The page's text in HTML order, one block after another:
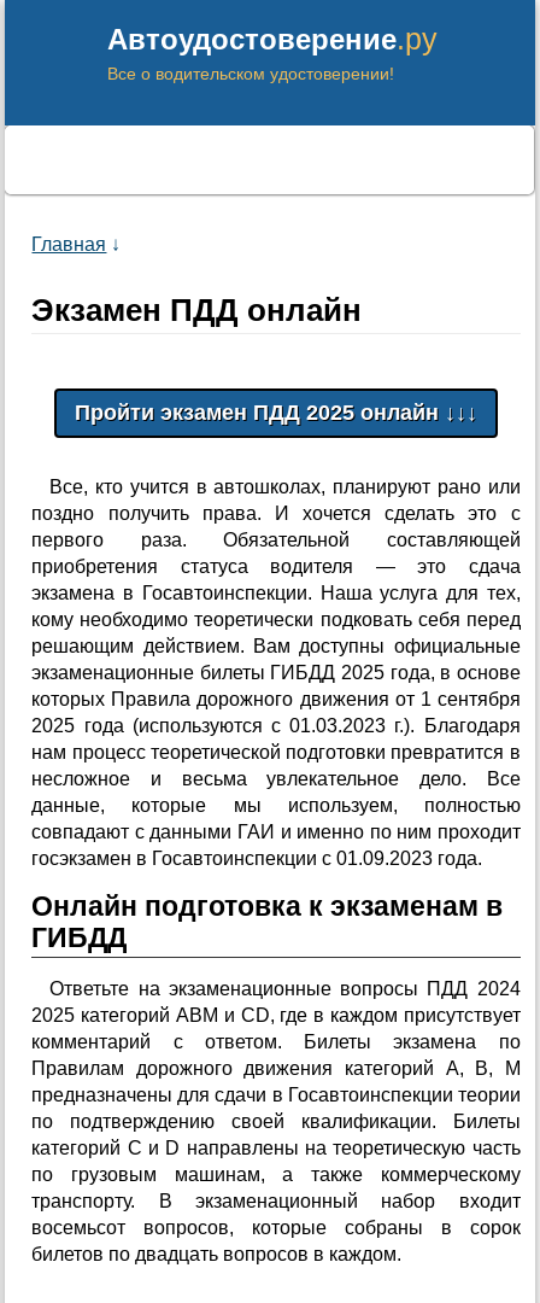
Автоудостоверение.ру
Все о водительском удостоверении!
Главная ↓
Экзамен ПДД онлайн
Все, кто учится в автошколах, планируют рано или
поздно получить права. И хочется сделать это с
первого раза. Обязательной составляющей
приобретения статуса водителя — это сдача
экзамена в Госавтоинспекции. Наша услуга для тех,
кому необходимо теоретически подковать себя перед
решающим действием. Вам доступны официальные
экзаменационные билеты ГИБДД 2025 года, в основе
которых Правила дорожного движения от 1 сентября
2025 года (используются с 01.03.2023 г.). Благодаря
нам процесс теоретической подготовки превратится в
несложное и весьма увлекательное дело. Все
данные, которые мы используем, полностью
совпадают с данными ГАИ и именно по ним проходит
госэкзамен в Госавтоинспекции с 01.09.2023 года.
Онлайн подготовка к экзаменам в
ГИБДД
Ответьте на экзаменационные вопросы ПДД 2024
2025 категорий АВМ и CD, где в каждом присутствует
комментарий с ответом. Билеты экзамена по
Правилам дорожного движения категорий A, B, M
предназначены для сдачи в Госавтоинспекции теории
по подтверждению своей квалификации. Билеты
категорий C и D направлены на теоретическую часть
по грузовым машинам, а также коммерческому
транспорту. В экзаменационный набор входит
восемьсот вопросов, которые собраны в сорок
билетов по двадцать вопросов в каждом.